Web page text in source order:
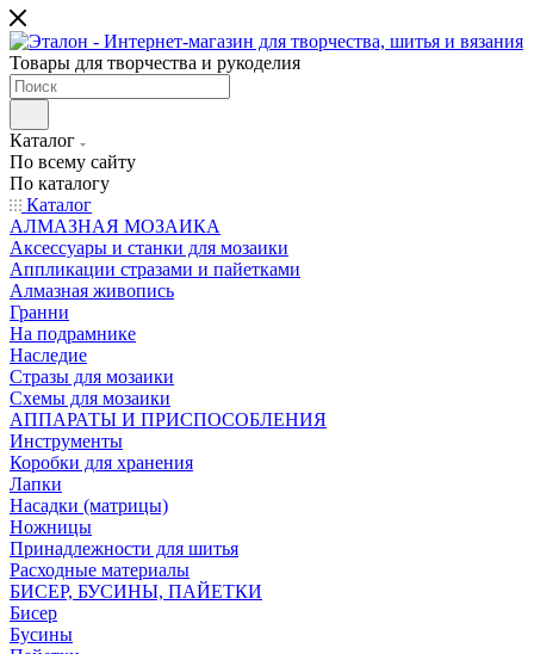
Товары для творчества и рукоделия
Каталог
По всему сайту
По каталогу
Каталог
АЛМАЗНАЯ МОЗАИКА
Аксессуары и станки для мозаики
Аппликации стразами и пайетками
Алмазная живопись
Гранни
На подрамнике
Наследие
Стразы для мозаики
Схемы для мозаики
АППАРАТЫ И ПРИСПОСОБЛЕНИЯ
Инструменты
Коробки для хранения
Лапки
Насадки (матрицы)
Ножницы
Принадлежности для шитья
Расходные материалы
БИСЕР, БУСИНЫ, ПАЙЕТКИ
Бисер
Бусины